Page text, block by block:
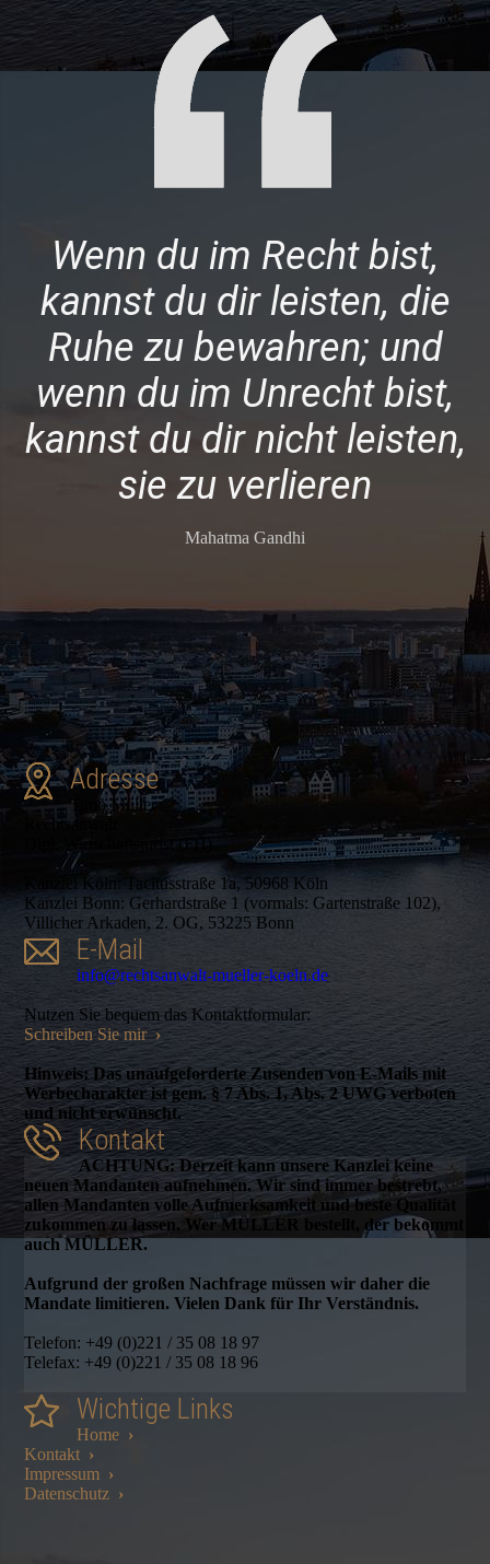
Wenn du im Recht bist,
kannst du dir leisten, die
Ruhe zu bewahren; und
wenn du im Unrecht bist,
kannst du dir nicht leisten,
sie zu verlieren
Mahatma Gandhi
Adresse
Timo Müller
Rechtsanwalt
Dipl. Wirtschaftsjurist (FH)
Kanzlei Köln: Tacitusstraße 1a, 50968 Köln
Kanzlei Bonn: Gerhardstraße 1 (vormals: Gartenstraße 102),
Villicher Arkaden, 2. OG, 53225 Bonn
E-Mail
info@rechtsanwalt-mueller-koeln.de
Nutzen Sie bequem das Kontaktformular:
Schreiben Sie mir ›
Hinweis: Das unaufgeforderte Zusenden von E-Mails mit
Werbecharakter ist gem. § 7 Abs. 1, Abs. 2 UWG verboten
und nicht erwünscht.
Kontakt
ACHTUNG: Derzeit kann unsere Kanzlei keine
neuen Mandanten aufnehmen. Wir sind immer bestrebt,
allen Mandanten volle Aufmerksamkeit und beste Qualität
zukommen zu lassen. Wer MÜLLER bestellt, der bekommt
auch MÜLLER.
Aufgrund der großen Nachfrage müssen wir daher die
Mandate limitieren. Vielen Dank für Ihr Verständnis.
Telefon: +49 (0)221 / 35 08 18 97
Telefax: +49 (0)221 / 35 08 18 96
Wichtige Links
Home ›
Kontakt ›
Impressum ›
Datenschutz ›